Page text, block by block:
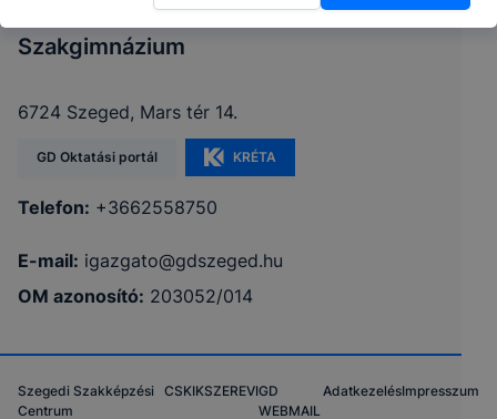
Szegedi SZC Gábor Dénes Technikum és
Szakgimnázium
6724 Szeged, Mars tér 14.
GD Oktatási portál KRÉTA
Telefon: +3662558750
E-mail: igazgato@gdszeged.hu
OM azonosító: 203052/014
Szegedi Szakképzési
Centrum
CSKIKSZEREVIGD
WEBMAIL
AdatkezelésImpresszum